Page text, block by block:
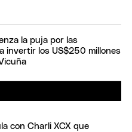
la puja por las
invertir los US$250 millones
con Charli XCX que